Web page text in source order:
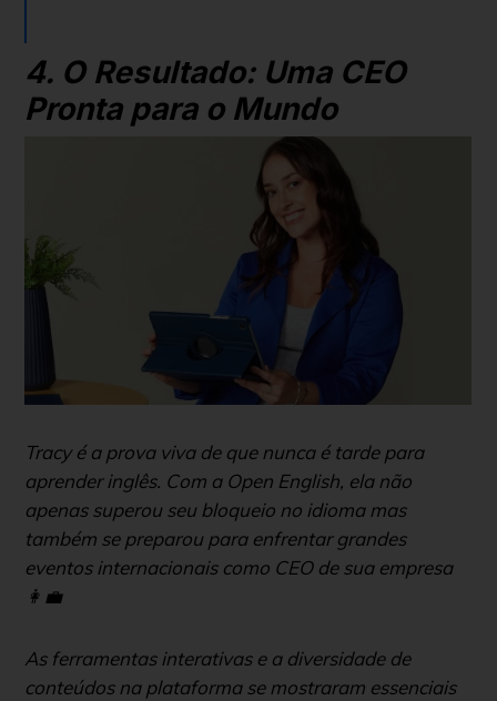
4. O Resultado: Uma CEO
Pronta para o Mundo
Tracy é a prova viva de que nunca é tarde para
aprender inglês. Com a Open English, ela não
apenas superou seu bloqueio no idioma mas
também se preparou para enfrentar grandes
eventos internacionais como CEO de sua empresa
👩‍💼
As ferramentas interativas e a diversidade de
conteúdos na plataforma se mostraram essenciais